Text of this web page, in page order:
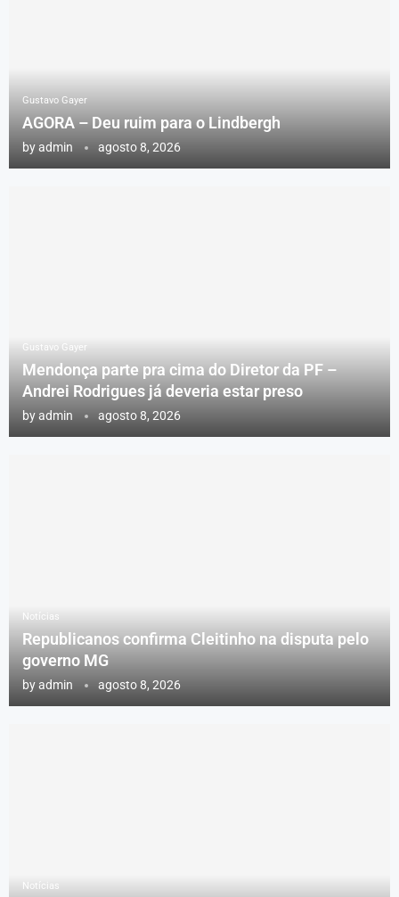
Gustavo Gayer
AGORA – Deu ruim para o Lindbergh
byadmin agosto 8, 2026
Gustavo Gayer
Mendonça parte pra cima do Diretor da PF –
Andrei Rodrigues já deveria estar preso
byadmin agosto 8, 2026
Notícias
Republicanos confirma Cleitinho na disputa pelo
governo MG
byadmin agosto 8, 2026
Notícias